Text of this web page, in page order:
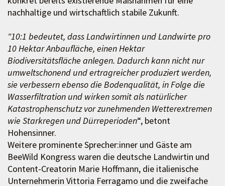
nachhaltige und wirtschaftlich stabile Zukunft.
"10:1 bedeutet, dass Landwirtinnen und Landwirte pro
10 Hektar Anbaufläche, einen Hektar
Biodiversitätsfläche anlegen. Dadurch kann nicht nur
umweltschonend und ertragreicher produziert werden,
sie verbessern ebenso die Bodenqualität, in Folge die
Wasserfiltration und wirken somit als natürlicher
Katastrophenschutz vor zunehmenden Wetterextremen
wie Starkregen und Dürreperioden“, betont
Hohensinner.
Weitere prominente Sprecher:inner und Gäste am
BeeWild Kongress waren die deutsche Landwirtin und
Content-Creatorin Marie Hoffmann, die italienische
Unternehmerin Vittoria Ferragamo und die zweifache